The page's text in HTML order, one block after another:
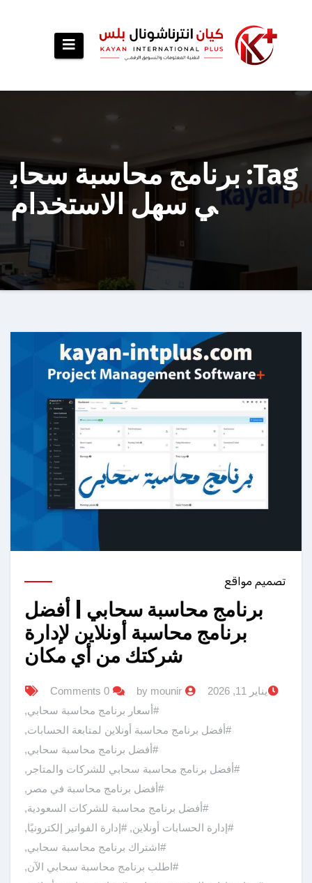
Tag: برنامج محاسبة سحاب
ي سهل الاستخدام
تصميم مواقع
برنامج محاسبة سحابي | أفضل
برنامج محاسبة أونلاين لإدارة
شركتك من أي مكان
يناير 11, 2026 by mounir
0 Comments
#أسعار برنامج محاسبة سحابي,
#أفضل برنامج محاسبة أونلاين لمتابعة الحسابات,
#أفضل برنامج محاسبة سحابي,
#أفضل برنامج محاسبة سحابي للشركات والمتاجر ,
#أفضل برنامج محاسبة في مصر ,
#أفضل برنامج محاسبة للشركات السعودية,
#إدارة الحسابات أونلاين,#إدارة الفواتير إلكترونيًا,
#اشتراك برنامج محاسبة سحابي,
#اطلب برنامج محاسبة سحابي الآن,